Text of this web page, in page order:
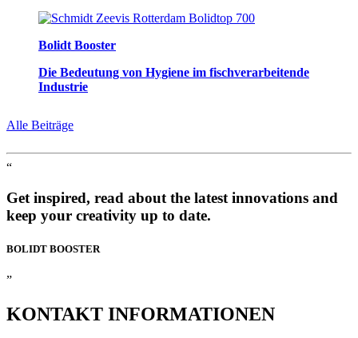
Bolidt Booster
Die Bedeutung von Hygiene im fischverarbeitende
Industrie
Alle Beiträge
“
Get inspired, read about the latest innovations and
keep your creativity up to date.
BOLIDT BOOSTER
”
KONTAKT INFORMATIONEN